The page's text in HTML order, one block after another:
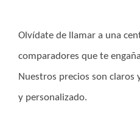
Olvídate de llamar a una
comparadores que te
Nuestros precios son claros
y personalizado.